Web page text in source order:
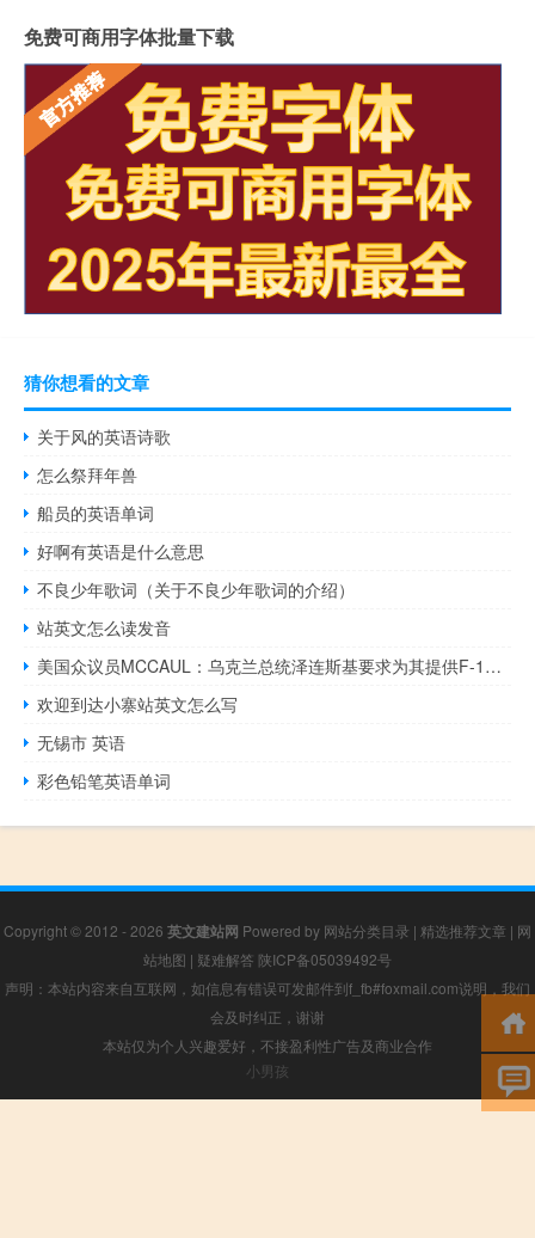
免费可商用字体批量下载
猜你想看的文章
关于风的英语诗歌
怎么祭拜年兽
船员的英语单词
好啊有英语是什么意思
不良少年歌词（关于不良少年歌词的介绍）
站英文怎么读发音
美国众议员MCCAUL：乌克兰总统泽连斯基要求为其提供F-16战机和ATACMS导弹
欢迎到达小寨站英文怎么写
无锡市 英语
彩色铅笔英语单词
Copyright © 2012 - 2026 英文建站网 Powered by 网站分类目录 | 精选推荐文章 | 网
站地图 | 疑难解答 陕ICP备05039492号
声明：本站内容来自互联网，如信息有错误可发邮件到f_fb#foxmail.com说明，我们
会及时纠正，谢谢
本站仅为个人兴趣爱好，不接盈利性广告及商业合作
小男孩